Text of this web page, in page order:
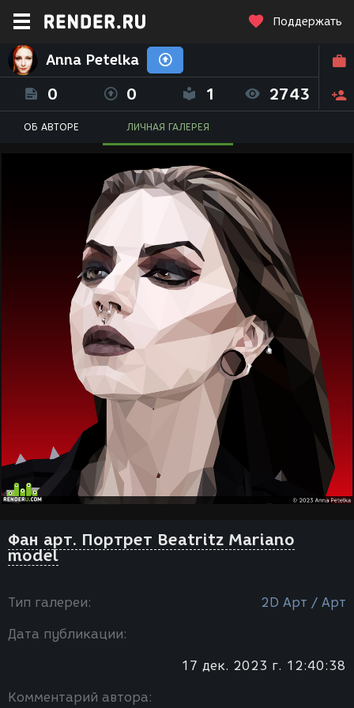
Поддержать
Anna Petelka
0 0 1 2743
ОБ АВТОРЕ ЛИЧНАЯ ГАЛЕРЕЯ
Фан арт. Портрет Beatritz Mariano
model
Тип галереи: 2D Арт / Арт
Дата публикации:
17 дек. 2023 г. 12:40:38
Комментарий автора: